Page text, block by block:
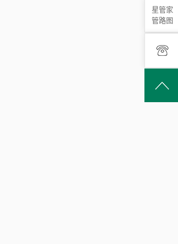
星管家
管路图